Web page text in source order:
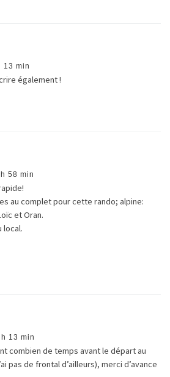
13 min
également !
58 min
au complet pour cette rando; alpine:
et Oran.
local.
13 min
combien de temps avant le départ au
pas de frontal d’ailleurs), merci d’avance